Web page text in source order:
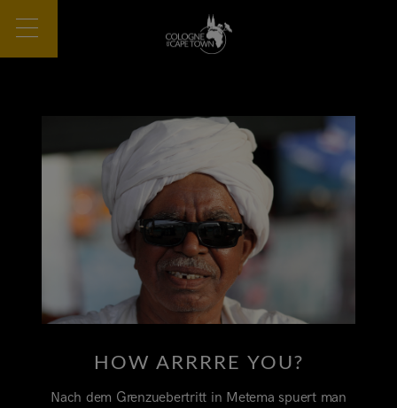
HOW ARRRRE YOU?
Nach dem Grenzuebertritt in Metema spuert man